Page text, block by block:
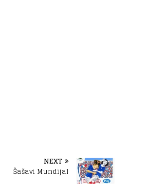
NEXT
Šašavi Mundijal